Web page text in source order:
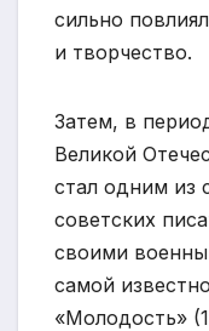
сильно
и творчество.
Затем, в
Великой
стал одним из
советских
своими
самой
«Молодость»